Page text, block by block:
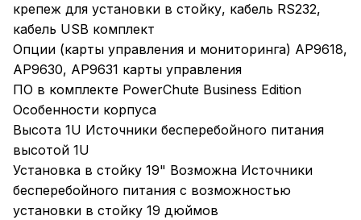
крепеж для установки в стойку, кабель RS232,
кабель USB комплект
Опции (карты управления и мониторинга) AP9618,
AP9630, AP9631 карты управления
ПО в комплекте PowerChute Business Edition
Особенности корпуса
Высота 1U Источники бесперебойного питания
высотой 1U
Установка в стойку 19" Возможна Источники
бесперебойного питания с возможностью
установки в стойку 19 дюймов